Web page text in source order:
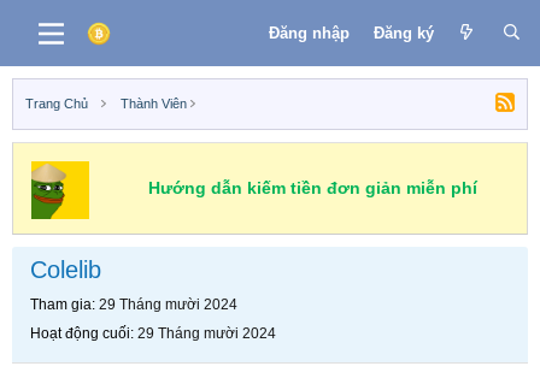
Đăng nhập Đăng ký
Trang Chủ Thành Viên
Hướng dẫn kiếm tiền đơn giản miễn phí
Colelib
Tham gia 29 Tháng mười 2024
Hoạt động cuối 29 Tháng mười 2024